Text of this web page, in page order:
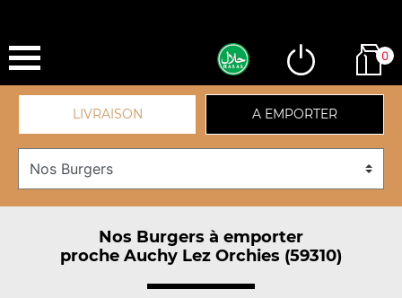
0
LIVRAISON A EMPORTER
Nos Burgers à emporter
proche Auchy Lez Orchies (59310)